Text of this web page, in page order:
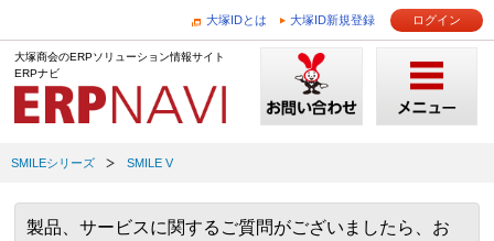
大塚IDとは 大塚ID新規登録 ログイン
大塚商会のERPソリューション情報サイト
ERPナビ
SMILEシリーズ SMILE V
製品、サービスに関するご質問がございましたら、お